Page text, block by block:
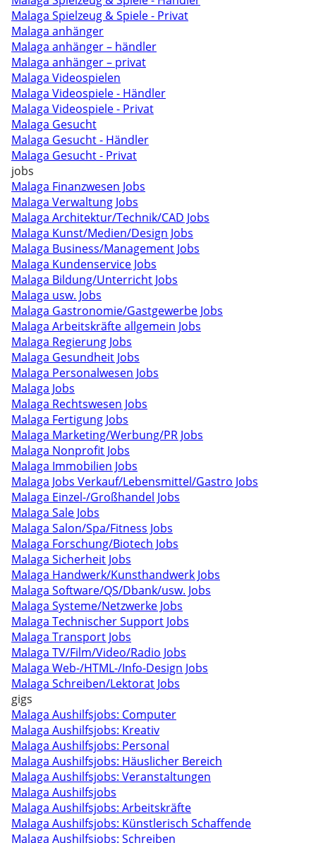
Malaga Spielzeug & Spiele - Privat
Malaga anhänger
Malaga anhänger – händler
Malaga anhänger – privat
Malaga Videospielen
Malaga Videospiele - Händler
Malaga Videospiele - Privat
Malaga Gesucht
Malaga Gesucht - Händler
Malaga Gesucht - Privat
jobs
Malaga Finanzwesen Jobs
Malaga Verwaltung Jobs
Malaga Architektur/Technik/CAD Jobs
Malaga Kunst/Medien/Design Jobs
Malaga Business/Management Jobs
Malaga Kundenservice Jobs
Malaga Bildung/Unterricht Jobs
Malaga usw. Jobs
Malaga Gastronomie/Gastgewerbe Jobs
Malaga Arbeitskräfte allgemein Jobs
Malaga Regierung Jobs
Malaga Gesundheit Jobs
Malaga Personalwesen Jobs
Malaga Jobs
Malaga Rechtswesen Jobs
Malaga Fertigung Jobs
Malaga Marketing/Werbung/PR Jobs
Malaga Nonprofit Jobs
Malaga Immobilien Jobs
Malaga Jobs Verkauf/Lebensmittel/Gastro Jobs
Malaga Einzel-/Großhandel Jobs
Malaga Sale Jobs
Malaga Salon/Spa/Fitness Jobs
Malaga Forschung/Biotech Jobs
Malaga Sicherheit Jobs
Malaga Handwerk/Kunsthandwerk Jobs
Malaga Software/QS/Dbank/usw. Jobs
Malaga Systeme/Netzwerke Jobs
Malaga Technischer Support Jobs
Malaga Transport Jobs
Malaga TV/Film/Video/Radio Jobs
Malaga Web-/HTML-/Info-Design Jobs
Malaga Schreiben/Lektorat Jobs
gigs
Malaga Aushilfsjobs: Computer
Malaga Aushilfsjobs: Kreativ
Malaga Aushilfsjobs: Personal
Malaga Aushilfsjobs: Häuslicher Bereich
Malaga Aushilfsjobs: Veranstaltungen
Malaga Aushilfsjobs
Malaga Aushilfsjobs: Arbeitskräfte
Malaga Aushilfsjobs: Künstlerisch Schaffende
Malaga Aushilfsjobs: Schreiben